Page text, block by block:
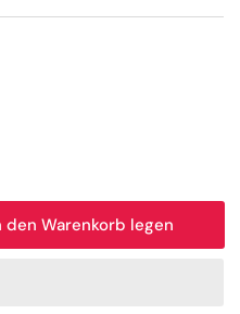
den Warenkorb legen